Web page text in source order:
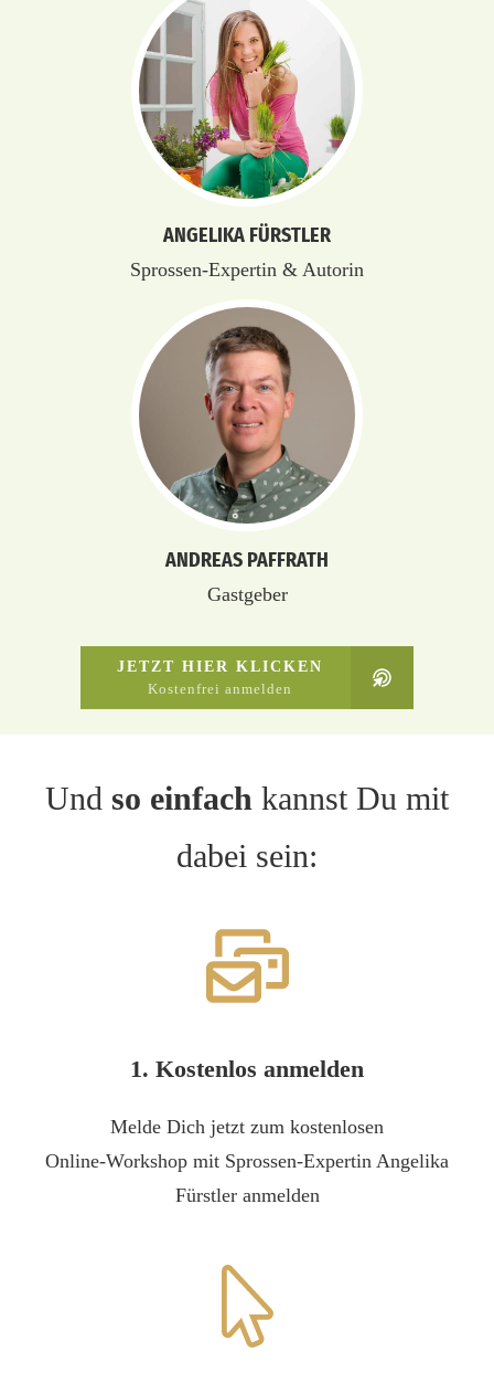
ANDREAS PAFFRATH
Gastgeber
ANGELIKA FÜRSTLER
Sprossen-Expertin & Autorin
JETZT HIER KLICKEN
Kostenfrei anmelden
Und so einfach kannst Du mit
dabei sein:
1. Kostenlos anmelden
Melde Dich jetzt zum kostenlosen
Online-Workshop mit Sprossen-Expertin Angelika
Fürstler anmelden